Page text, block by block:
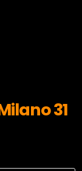
31